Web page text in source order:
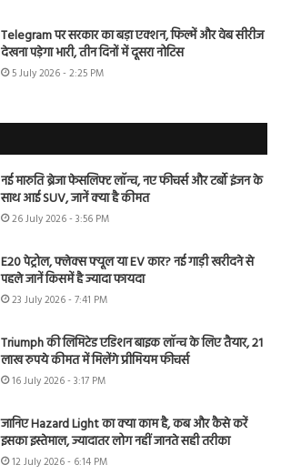
Telegram पर सरकार का बड़ा एक्शन, फिल्में और वेब सीरीज
देखना पड़ेगा भारी, तीन दिनों में दूसरा नोटिस
5 July 2026 - 2:25 PM
नई मारुति ब्रेजा फेसलिफ्ट लॉन्च, नए फीचर्स और टर्बो इंजन के
साथ आई SUV, जानें क्या है कीमत
26 July 2026 - 3:56 PM
E20 पेट्रोल, फ्लेक्स फ्यूल या EV कार? नई गाड़ी खरीदने से
पहले जानें किसमें है ज्यादा फायदा
23 July 2026 - 7:41 PM
Triumph की लिमिटेड एडिशन बाइक लॉन्च के लिए तैयार, 21
लाख रुपये कीमत में मिलेंगे प्रीमियम फीचर्स
16 July 2026 - 3:17 PM
जानिए Hazard Light का क्या काम है, कब और कैसे करें
इसका इस्तेमाल, ज्यादातर लोग नहीं जानते सही तरीका
12 July 2026 - 6:14 PM